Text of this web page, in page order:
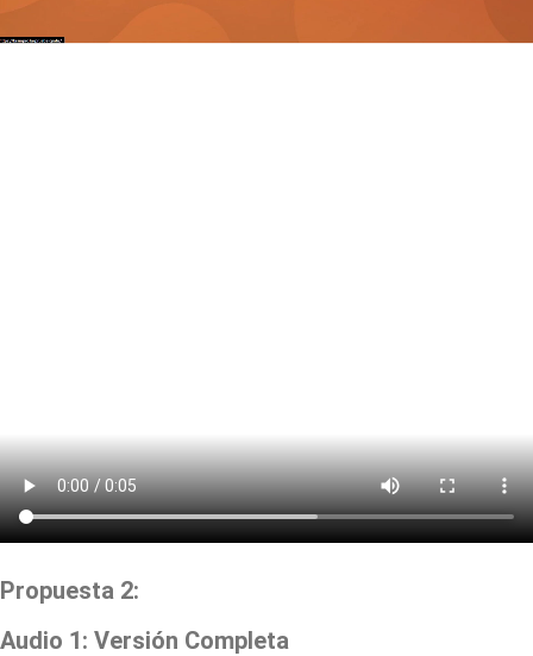
Propuesta 2:
Audio 1: Versión Completa